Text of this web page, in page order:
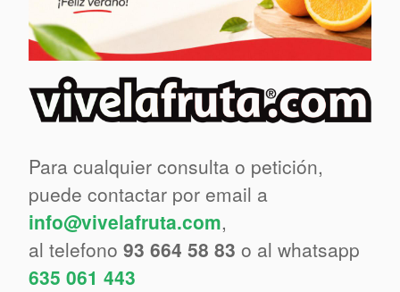
Para cualquier consulta o petición,
puede contactar por email a
info@vivelafruta.com,
al telefono 93 664 58 83 o al whatsapp
635 061 443